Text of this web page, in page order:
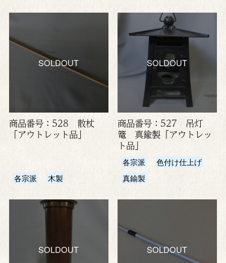
SOLDOUT
商品番号：528 散杖
「アウトレット品」
各宗派 木製
SOLDOUT
商品番号：527 吊灯
篭 真鍮製「アウトレッ
ト品」
各宗派
色付け仕上げ
真鍮製
SOLDOUT SOLDOUT